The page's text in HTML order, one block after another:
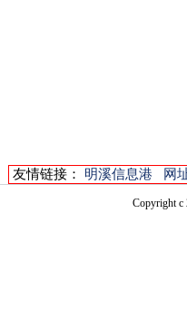
友情链接： 明溪信息港 网
Copyright